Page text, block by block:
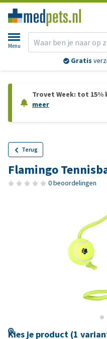
Menu
Gratis
Trovet Week: tot
meer
Terug
Flamingo
0 beoordelingen
Kies je product (1